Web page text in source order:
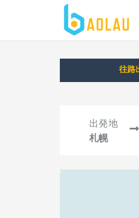
往路
出発地
札幌